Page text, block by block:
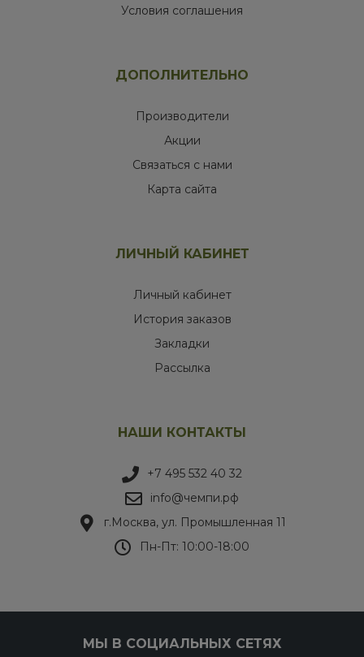
Условия соглашения
ДОПОЛНИТЕЛЬНО
Производители
Акции
Связаться с нами
Карта сайта
ЛИЧНЫЙ КАБИНЕТ
Личный кабинет
История заказов
Закладки
Рассылка
НАШИ КОНТАКТЫ
+7 495 532 40 32
info@чемпи.рф
г.Москва, ул. Промышленная 11
Пн-Пт: 10:00-18:00
МЫ В СОЦИАЛЬНЫХ СЕТЯХ